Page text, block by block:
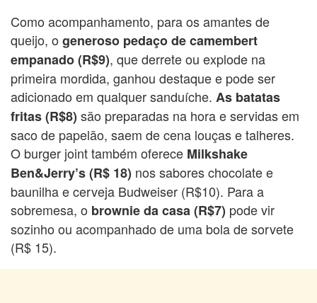
Como acompanhamento, para os amantes de
queijo, o generoso pedaço de camembert
empanado (R$9), que derrete ou explode na
primeira mordida, ganhou destaque e pode ser
adicionado em qualquer sanduíche. As batatas
fritas (R$8) são preparadas na hora e servidas em
saco de papelão, saem de cena louças e talheres.
O burger joint também oferece Milkshake
Ben&Jerry’s (R$ 18) nos sabores chocolate e
baunilha e cerveja Budweiser (R$10). Para a
sobremesa, o brownie da casa (R$7) pode vir
sozinho ou acompanhado de uma bola de sorvete
(R$ 15).